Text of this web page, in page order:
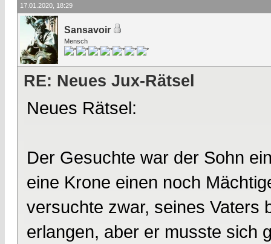
17.01.2020, 18:29
Sansavoir
Mensch
RE: Neues Jux-Rätsel
Neues Rätsel:
Der Gesuchte war der Sohn
eine Krone einen noch
versuchte zwar, seines Vaters
erlangen, aber er musste sich